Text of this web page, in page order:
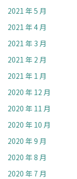
2021 年 5 月
2021 年 4 月
2021 年 3 月
2021 年 2 月
2021 年 1 月
2020 年 12 月
2020 年 11 月
2020 年 10 月
2020 年 9 月
2020 年 8 月
2020 年 7 月